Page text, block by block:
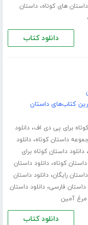
داستان های کوتاه،داستان
دانلود کتاب
کتاب‌های داستان
برای پی دی اف،دانلود
داستان کوتاه،دانلود
،دانلود داستان کوتاه برای
داستان کوتاه،دانلود داستان
،دانلود داستان
داستان فارسی،دانلود داستان
مرغ آمین
دانلود کتاب